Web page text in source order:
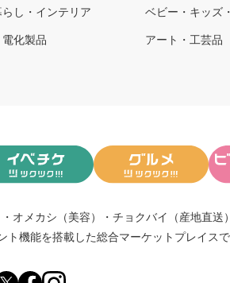
し・インテリア ベビー・キッズ
化製品 アート・工芸品
・ オメカシ（美容） ・ チョクバイ（産地直送）
ト機能を搭載した総合マーケットプレイスで